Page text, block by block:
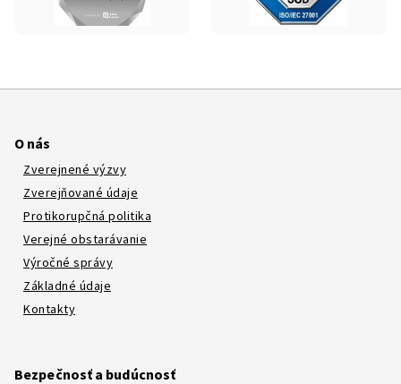
O nás
Zverejnené výzvy
Zverejňované údaje
Protikorupčná politika
Verejné obstarávanie
Výročné správy
Základné údaje
Kontakty
Bezpečnosť a budúcnosť